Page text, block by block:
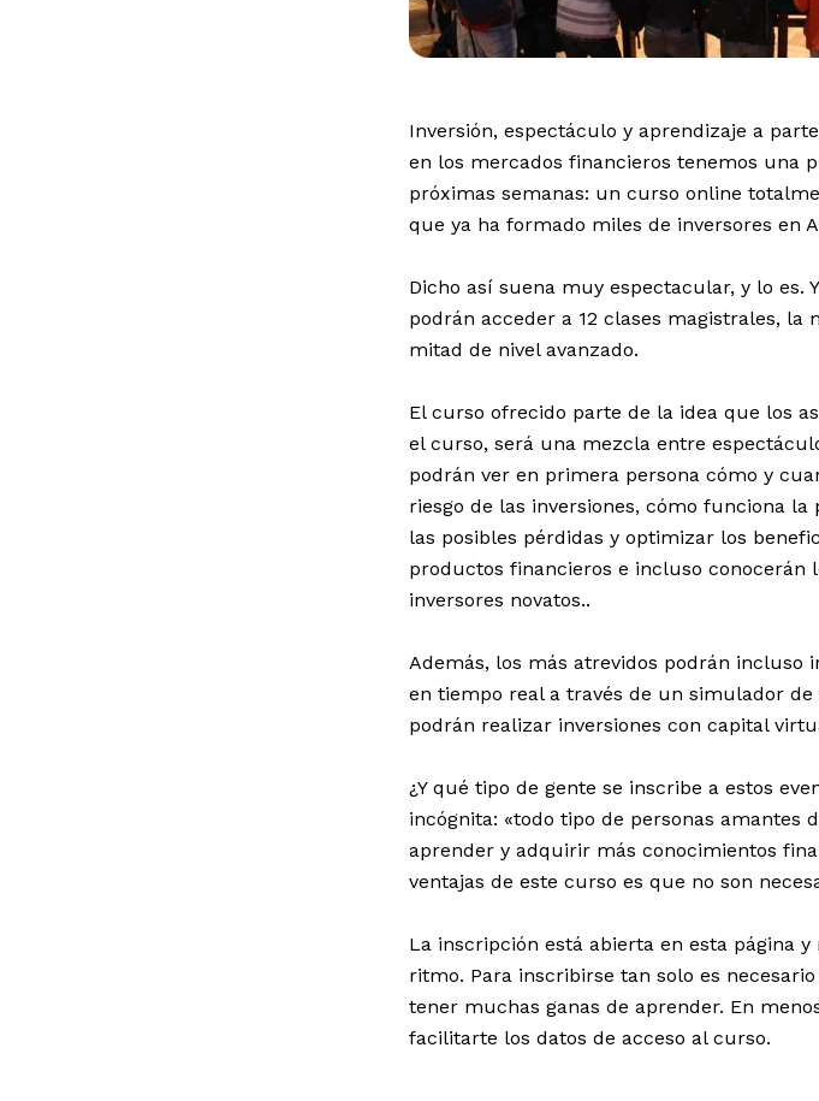
Inversión, espectáculo y aprendizaje a
en los mercados financieros tenemos una
próximas semanas: un curso online
que ya ha formado miles de inversores en
Dicho así suena muy espectacular, y lo es.
podrán acceder a 12 clases magistrales,
mitad de nivel avanzado.
El curso ofrecido parte de la idea que los
el curso, será una mezcla entre
podrán ver en primera persona cómo y
riesgo de las inversiones, cómo funciona
las posibles pérdidas y optimizar los
productos financieros e incluso conocerán
inversores novatos..
Además, los más atrevidos podrán incluso
en tiempo real a través de un simulador
podrán realizar inversiones con capital
¿Y qué tipo de gente se inscribe a estos
incógnita: «todo tipo de personas amantes
aprender y adquirir más conocimientos
ventajas de este curso es que no son
La inscripción está abierta en esta página
ritmo. Para inscribirse tan solo es
tener muchas ganas de aprender. En
facilitarte los datos de acceso al curso.